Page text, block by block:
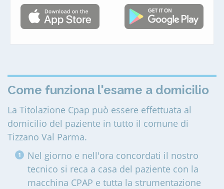
Come funziona l'esame a domicilio
La Titolazione Cpap può essere effettuata al
domicilio del paziente in tutto il comune di
Tizzano Val Parma.
Nel giorno e nell'ora concordati il nostro
tecnico si reca a casa del paziente con la
macchina CPAP e tutta la strumentazione